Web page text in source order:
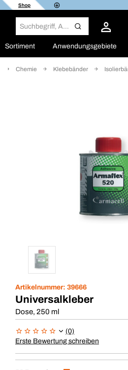
Shop
Sortiment Anwendungsgebiete
Chemie Klebebänder
Artikelnummer: 39666
Universalkleber
Dose, 250 ml
(0)
Erste Bewertung schreiben